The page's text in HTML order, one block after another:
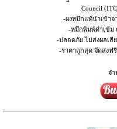
Council
-ผงหมึกแท้นำเข้าจ
-หมึกพิมพ์ดำเข้ม
-ปลอดภัย ไม่ส่งผลเสี
-ราคาถูกสุด จัดส่งฟ
จำ